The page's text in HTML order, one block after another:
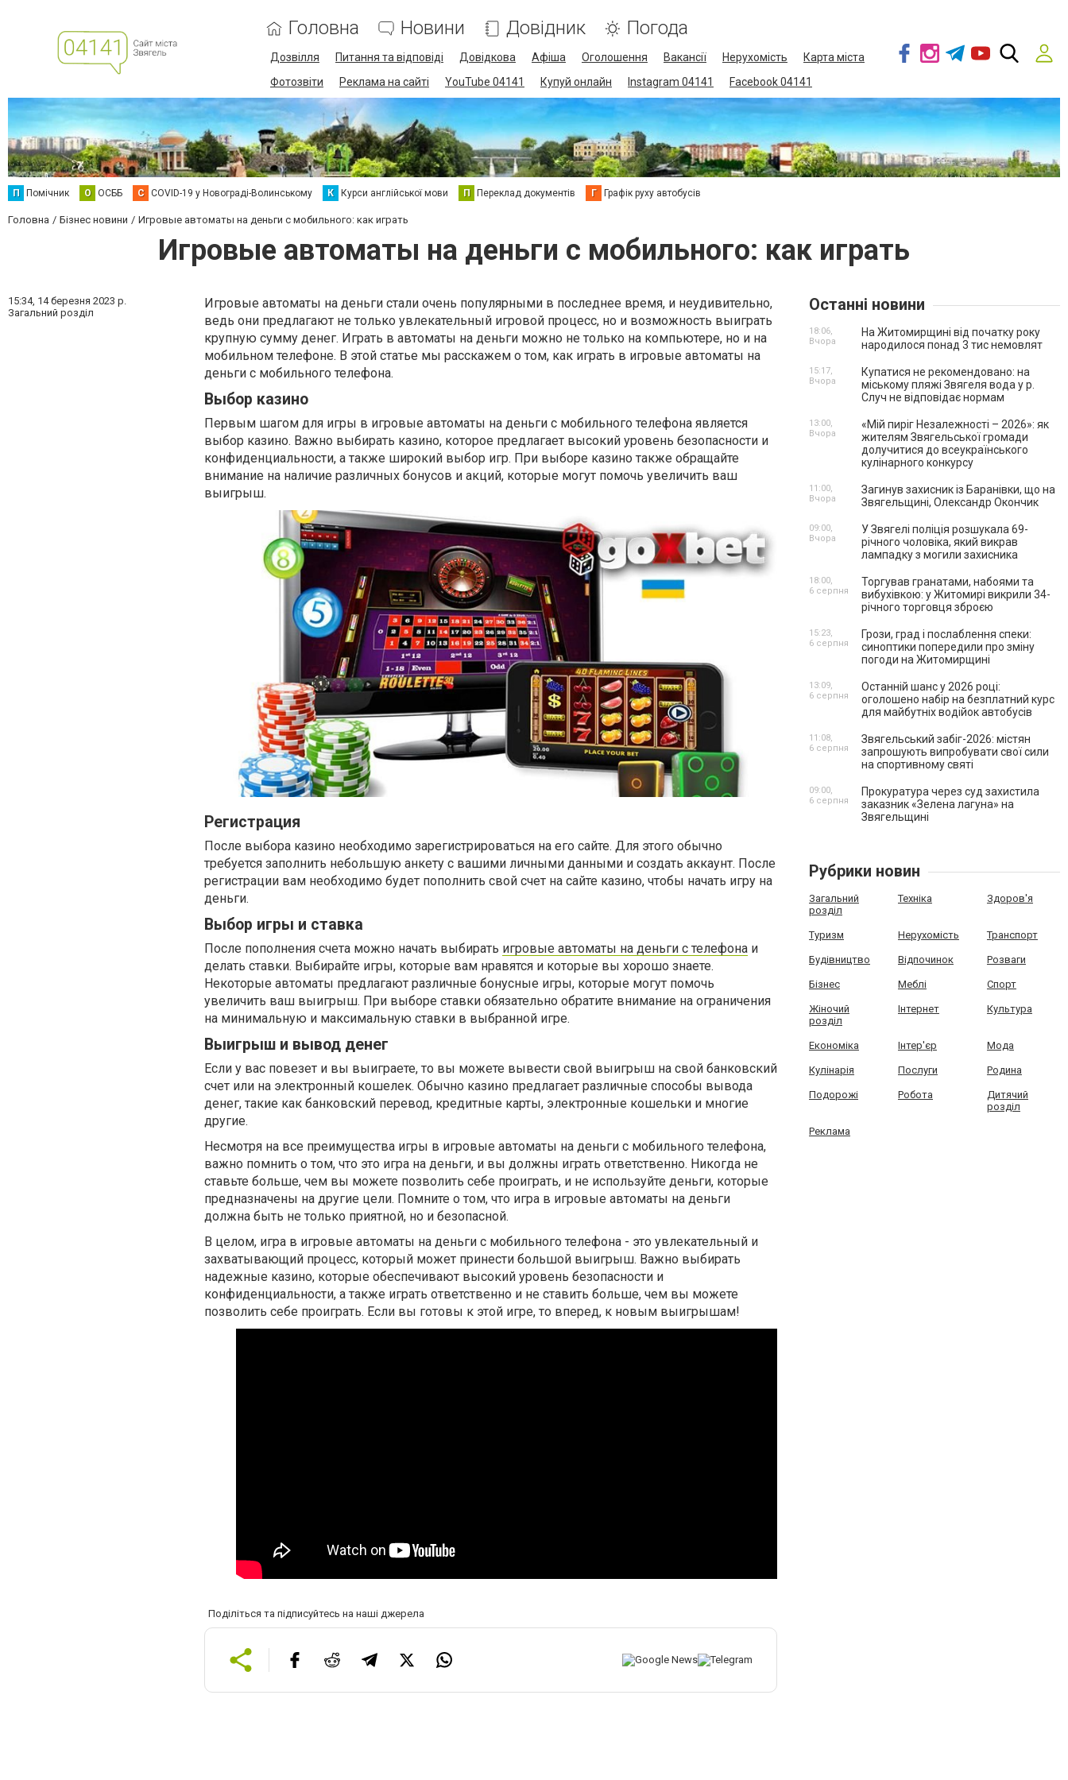
Головна Новини Довідник Погода
Дозвілля Питання та відповіді Довідкова Афіша Оголошення Вакансії Нерухомість
Карта міста
Фотозвіти
Реклама на сайті YouTube 04141 Купуй онлайн Instagram 04141 Facebook 04141
П Помічник О ОСББ C COVID-19 у Новограді-Волинському К Курси англійської мови П Переклад документів Г Графік руху автобусів
Головна Бізнес новини Игровые автоматы на деньги с мобильного: как играть
Игровые автоматы на деньги с мобильного: как играть
15:34, 14 березня 2023 р.
Загальний розділ
Игровые автоматы на деньги стали очень популярными в последнее время, и неудивительно,
ведь они предлагают не только увлекательный игровой процесс, но и возможность выиграть
крупную сумму денег. Играть в автоматы на деньги можно не только на компьютере, но и на
мобильном телефоне. В этой статье мы расскажем о том, как играть в игровые автоматы на
деньги с мобильного телефона.
Выбор казино
Первым шагом для игры в игровые автоматы на деньги с мобильного телефона является
выбор казино. Важно выбирать казино, которое предлагает высокий уровень безопасности и
конфиденциальности, а также широкий выбор игр. При выборе казино также обращайте
внимание на наличие различных бонусов и акций, которые могут помочь увеличить ваш
выигрыш.
Регистрация
После выбора казино необходимо зарегистрироваться на его сайте. Для этого обычно
требуется заполнить небольшую анкету с вашими личными данными и создать аккаунт. После
регистрации вам необходимо будет пополнить свой счет на сайте казино, чтобы начать игру на
деньги.
Выбор игры и ставка
После пополнения счета можно начать выбирать игровые автоматы на деньги с телефона и
делать ставки. Выбирайте игры, которые вам нравятся и которые вы хорошо знаете.
Некоторые автоматы предлагают различные бонусные игры, которые могут помочь
увеличить ваш выигрыш. При выборе ставки обязательно обратите внимание на ограничения
на минимальную и максимальную ставки в выбранной игре.
Выигрыш и вывод денег
Если у вас повезет и вы выиграете, то вы можете вывести свой выигрыш на свой банковский
счет или на электронный кошелек. Обычно казино предлагает различные способы вывода
денег, такие как банковский перевод, кредитные карты, электронные кошельки и многие
другие.
Несмотря на все преимущества игры в игровые автоматы на деньги с мобильного телефона,
важно помнить о том, что это игра на деньги, и вы должны играть ответственно. Никогда не
ставьте больше, чем вы можете позволить себе проиграть, и не используйте деньги, которые
предназначены на другие цели. Помните о том, что игра в игровые автоматы на деньги
должна быть не только приятной, но и безопасной.
В целом, игра в игровые автоматы на деньги с мобильного телефона - это увлекательный и
захватывающий процесс, который может принести большой выигрыш. Важно выбирать
надежные казино, которые обеспечивают высокий уровень безопасности и
конфиденциальности, а также играть ответственно и не ставить больше, чем вы можете
позволить себе проиграть. Если вы готовы к этой игре, то вперед, к новым выигрышам!
Поділіться та підписуйтесь на наші джерела
Останні новини
На Житомирщині від початку року
народилося понад 3 тис немовлят
18:06,
Вчора
Купатися не рекомендовано: на
міському пляжі Звягеля вода у р.
Случ не відповідає нормам
15:17,
Вчора
«Мій пиріг Незалежності – 2026»: як
жителям Звягельської громади
долучитися до всеукраїнського
кулінарного конкурсу
13:00,
Вчора
Загинув захисник із Баранівки, що на
Звягельщині, Олександр Окончик
11:00,
Вчора
У Звягелі поліція розшукала 69-
річного чоловіка, який викрав
лампадку з могили захисника
09:00,
Вчора
Торгував гранатами, набоями та
вибухівкою: у Житомирі викрили 34-
річного торговця зброєю
18:00,
6 серпня
Грози, град і послаблення спеки:
синоптики попередили про зміну
погоди на Житомирщині
15:23,
6 серпня
Останній шанс у 2026 році:
оголошено набір на безплатний курс
для майбутніх водійок автобусів
13:09,
6 серпня
Звягельський забіг-2026: містян
запрошують випробувати свої сили
на спортивному святі
11:08,
6 серпня
Прокуратура через суд захистила
заказник «Зелена лагуна» на
Звягельщині
09:00,
6 серпня
Рубрики новин
Загальний
розділ
Техніка Здоров'я
Туризм Нерухомість Транспорт
Будівництво Відпочинок Розваги
Бізнес Меблі Спорт
Жіночий
розділ
Інтернет Культура
Економіка Інтер'єр Мода
Кулінарія Послуги Родина
Подорожі Робота
Дитячий
розділ
Реклама